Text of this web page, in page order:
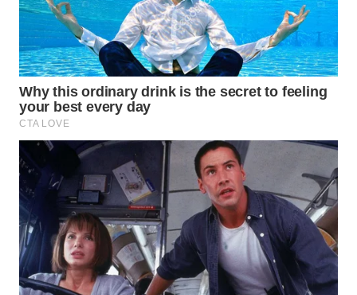
ID
WAHANANEWS
CO ID
WAHANANEWS
NET
WAHANA
SPORT
WAHANA
UMKM
WAHANA